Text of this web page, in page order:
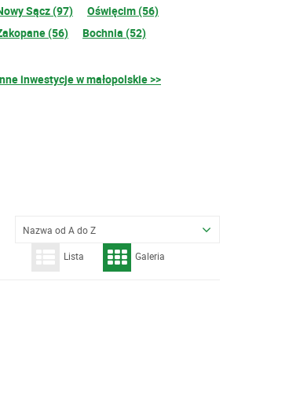
Sącz (97)
Oświęcim (56)
(56)
Bochnia (52)
inwestycje w małopolskie >>
Nazwa od A do Z
Lista Galeria